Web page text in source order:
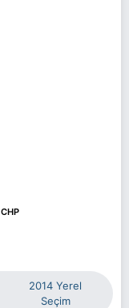
CHP
2014 Yerel
Seçim